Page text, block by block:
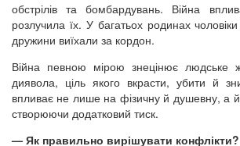
обстрілів та бомбардувань. Війна
розлучила їх. У багатьох родинах
дружини виїхали за кордон.
Війна певною мірою знецінює людське
диявола, ціль якого вкрасти, убити й
впливає не лише на фізичну й душевну, а
створюючи додатковий тиск.
— Як правильно вирішувати конфлікти?